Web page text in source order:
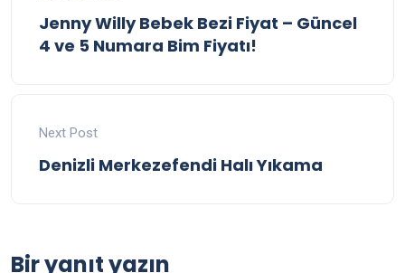
Jenny Willy Bebek Bezi Fiyat – Güncel
4 ve 5 Numara Bim Fiyatı!
Next Post
Denizli Merkezefendi Halı Yıkama
Bir yanıt yazın